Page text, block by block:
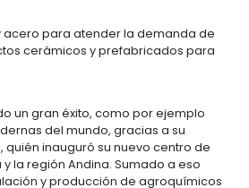
con Japón y se está
Singapur y Nueva
estable y favorable para la
un efecto importante en la